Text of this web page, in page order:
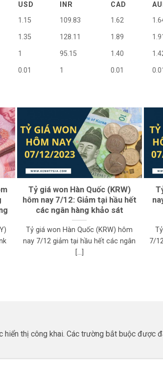
USD INR CAD
1.15 109.83 1.62
1.35 128.11 1.89 1.91
1 95.15 1.40
0.01 1 0.01 0.01
Tỷ giá won Hàn Quốc (KRW)
hôm nay 7/12: Giảm tại hầu hết
các ngân hàng khảo sát
Tỷ giá won Hàn Quốc (KRW) hôm
nay 7/12 giảm tại hầu hết các ngân
[...]
7/
hiển thị công khai. Các trường bắt buộc được